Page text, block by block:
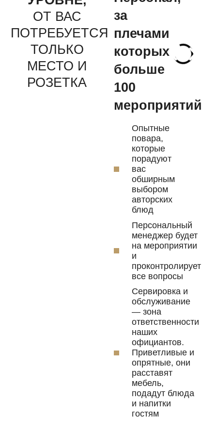
ОТ ВАС
ПОТРЕБУЕТСЯ
ТОЛЬКО
МЕСТО И
РОЗЕТКА
за
плечами
которых
больше
100
мероприятий
Опытные
повара,
которые
порадуют
вас
обширным
выбором
авторских
блюд
Персональный
менеджер будет
на мероприятии
и
проконтролирует
все вопросы
Сервировка и
обслуживание
— зона
ответственности
наших
официантов.
Приветливые и
опрятные, они
расставят
мебель,
подадут блюда
и напитки
гостям